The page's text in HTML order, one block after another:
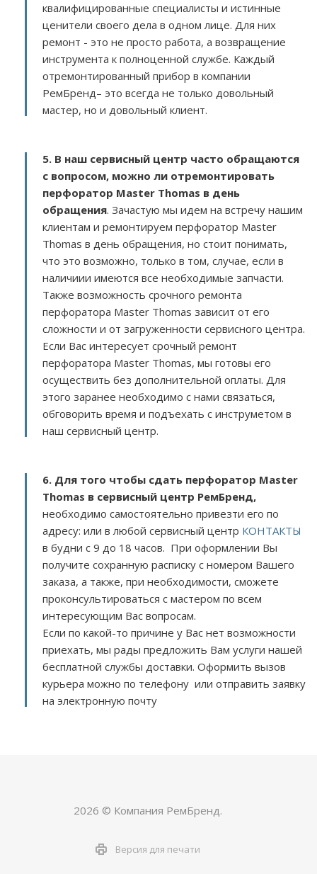
квалифицированные специалисты и истинные
ценители своего дела в одном лице. Для них
ремонт - это не просто работа, а возвращение
инструмента к полноценной службе. Каждый
отремонтированный прибор в компании
РемБренд– это всегда не только довольный
мастер, но и довольный клиент.
5. В наш сервисный центр часто обращаются
с вопросом, можно ли отремонтировать
перфоратор Master Thomas в день
обращения. Зачастую мы идем на встречу нашим
клиентам и ремонтируем перфоратор Master
Thomas в день обращения, но стоит понимать,
что это возможно, только в том, случае, если в
наличиии имеются все необходимые запчасти.
Также возможность срочного ремонта
перфоратора Master Thomas зависит от его
сложности и от загруженности сервисного центра.
Если Вас интересует срочный ремонт
перфоратора Master Thomas, мы готовы его
осуществить без дополнительной оплаты. Для
этого заранее необходимо с нами связаться,
обговорить время и подъехать с инструметом в
наш сервисный центр.
6. Для того чтобы сдать перфоратор Master
Thomas в сервисный центр РемБренд,
необходимо самостоятельно привезти его по
адресу: или в любой сервисный центр КОНТАКТЫ
в будни с 9 до 18 часов. При оформлении Вы
получите сохранную расписку с номером Вашего
заказа, а также, при необходимости, сможете
проконсультироваться с мастером по всем
интересующим Вас вопросам.
Если по какой-то причине у Вас нет возможности
приехать, мы рады предложить Вам услуги нашей
бесплатной службы доставки. Оформить вызов
курьера можно по телефону или отправить заявку
на электронную почту
2026 © Компания РемБренд.
Версия для печати